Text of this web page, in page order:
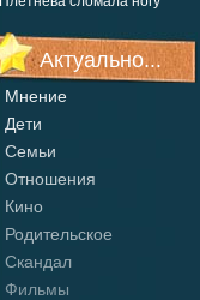
Актуально...
Мнение
Дети
Семьи
Отношения
Кино
Родительское
Скандал
Фильмы